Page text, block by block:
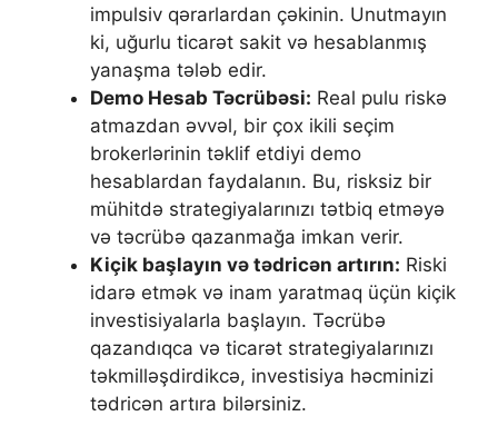
impulsiv qərarlardan çəkinin. Unutmayın
ki, uğurlu ticarət sakit və hesablanmış
yanaşma tələb edir.
Demo Hesab Təcrübəsi: Real pulu riskə
atmazdan əvvəl, bir çox ikili seçim
brokerlərinin təklif etdiyi demo
hesablardan faydalanın. Bu, risksiz bir
mühitdə strategiyalarınızı tətbiq etməyə
və təcrübə qazanmağa imkan verir.
Kiçik başlayın və tədricən artırın: Riski
idarə etmək və inam yaratmaq üçün kiçik
investisiyalarla başlayın. Təcrübə
qazandıqca və ticarət strategiyalarınızı
təkmilləşdirdikcə, investisiya həcminizi
tədricən artıra bilərsiniz.